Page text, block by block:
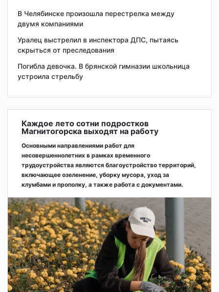
В Челябинске произошла перестрелка между
двумя компаниями
Уралец выстрелил в инспектора ДПС, пытаясь
скрыться от преследования
Погибла девочка. В брянской гимназии школьница
устроила стрельбу
Каждое лето сотни подростков
Магнитогорска выходят на работу
Основными направлениями работ для
несовершеннолетних в рамках временного
трудоустройства являются благоустройство территорий,
включающее озеленение, уборку мусора, уход за
клумбами и прополку, а также работа с документами.